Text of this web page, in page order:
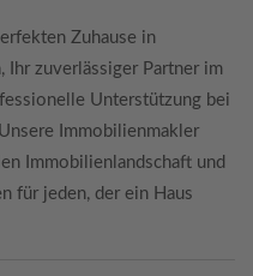
Zuhause in
Ihr zuverlässiger Partner im
Unterstützung bei
Immobilienmakler
Immobilienlandschaft und
für jeden, der ein Haus